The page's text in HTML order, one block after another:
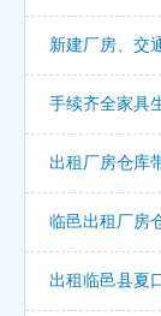
新建厂房、交
手续齐全家具
出租厂房仓库
临邑出租厂房
出租临邑县夏